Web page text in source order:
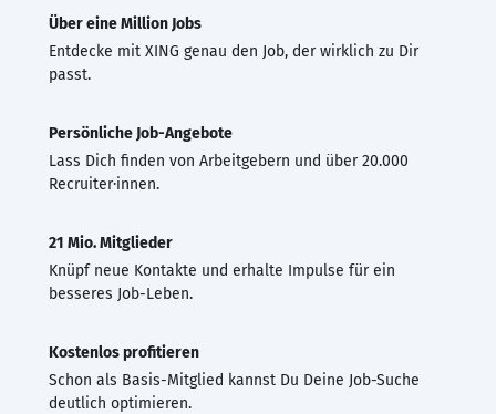
Über eine Million Jobs
Entdecke mit XING genau den Job, der wirklich zu Dir
passt.
Persönliche Job-Angebote
Lass Dich finden von Arbeitgebern und über 20.000
Recruiter·innen.
21 Mio. Mitglieder
Knüpf neue Kontakte und erhalte Impulse für ein
besseres Job-Leben.
Kostenlos profitieren
Schon als Basis-Mitglied kannst Du Deine Job-Suche
deutlich optimieren.